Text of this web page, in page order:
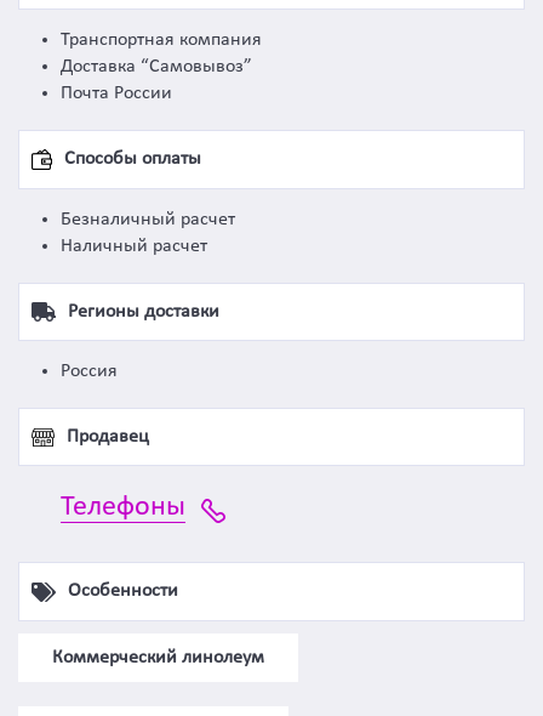
Транспортная компания
Доставка “Самовывоз”
Почта России
Способы оплаты
Безналичный расчет
Наличный расчет
Регионы доставки
Россия
Продавец
Телефоны
Особенности
Коммерческий линолеум